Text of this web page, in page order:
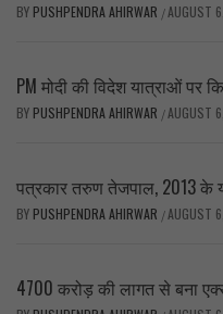
BY PUSHPENDRA AHIRWAR /AUGUST
PM मोदी की विदेश यात्राओं पर
BY PUSHPENDRA AHIRWAR /AUGUST
पत्रकार तरुण तेजपाल, 2013 के
BY PUSHPENDRA AHIRWAR /AUGUST
4700 करोड़ की लागत से बना